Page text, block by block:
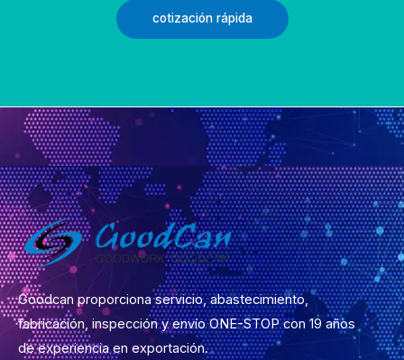
cotización rápida
Goodcan proporciona servicio, abastecimiento,
fabricación, inspección y envío ONE-STOP con 19 años
de experiencia en exportación.